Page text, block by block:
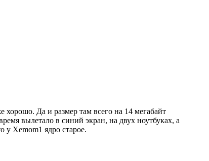
хорошо. Да и размер там всего на 14 мегабайт
вылетало в синий экран, на двух ноутбуках, а
у Xemom1 ядро старое.